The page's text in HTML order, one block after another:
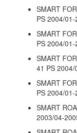
SMART
PS 2004/01-
SMART
PS 2004/01-
SMART
41 PS 2004/
SMART
PS 2004/
SMART
2003/04-